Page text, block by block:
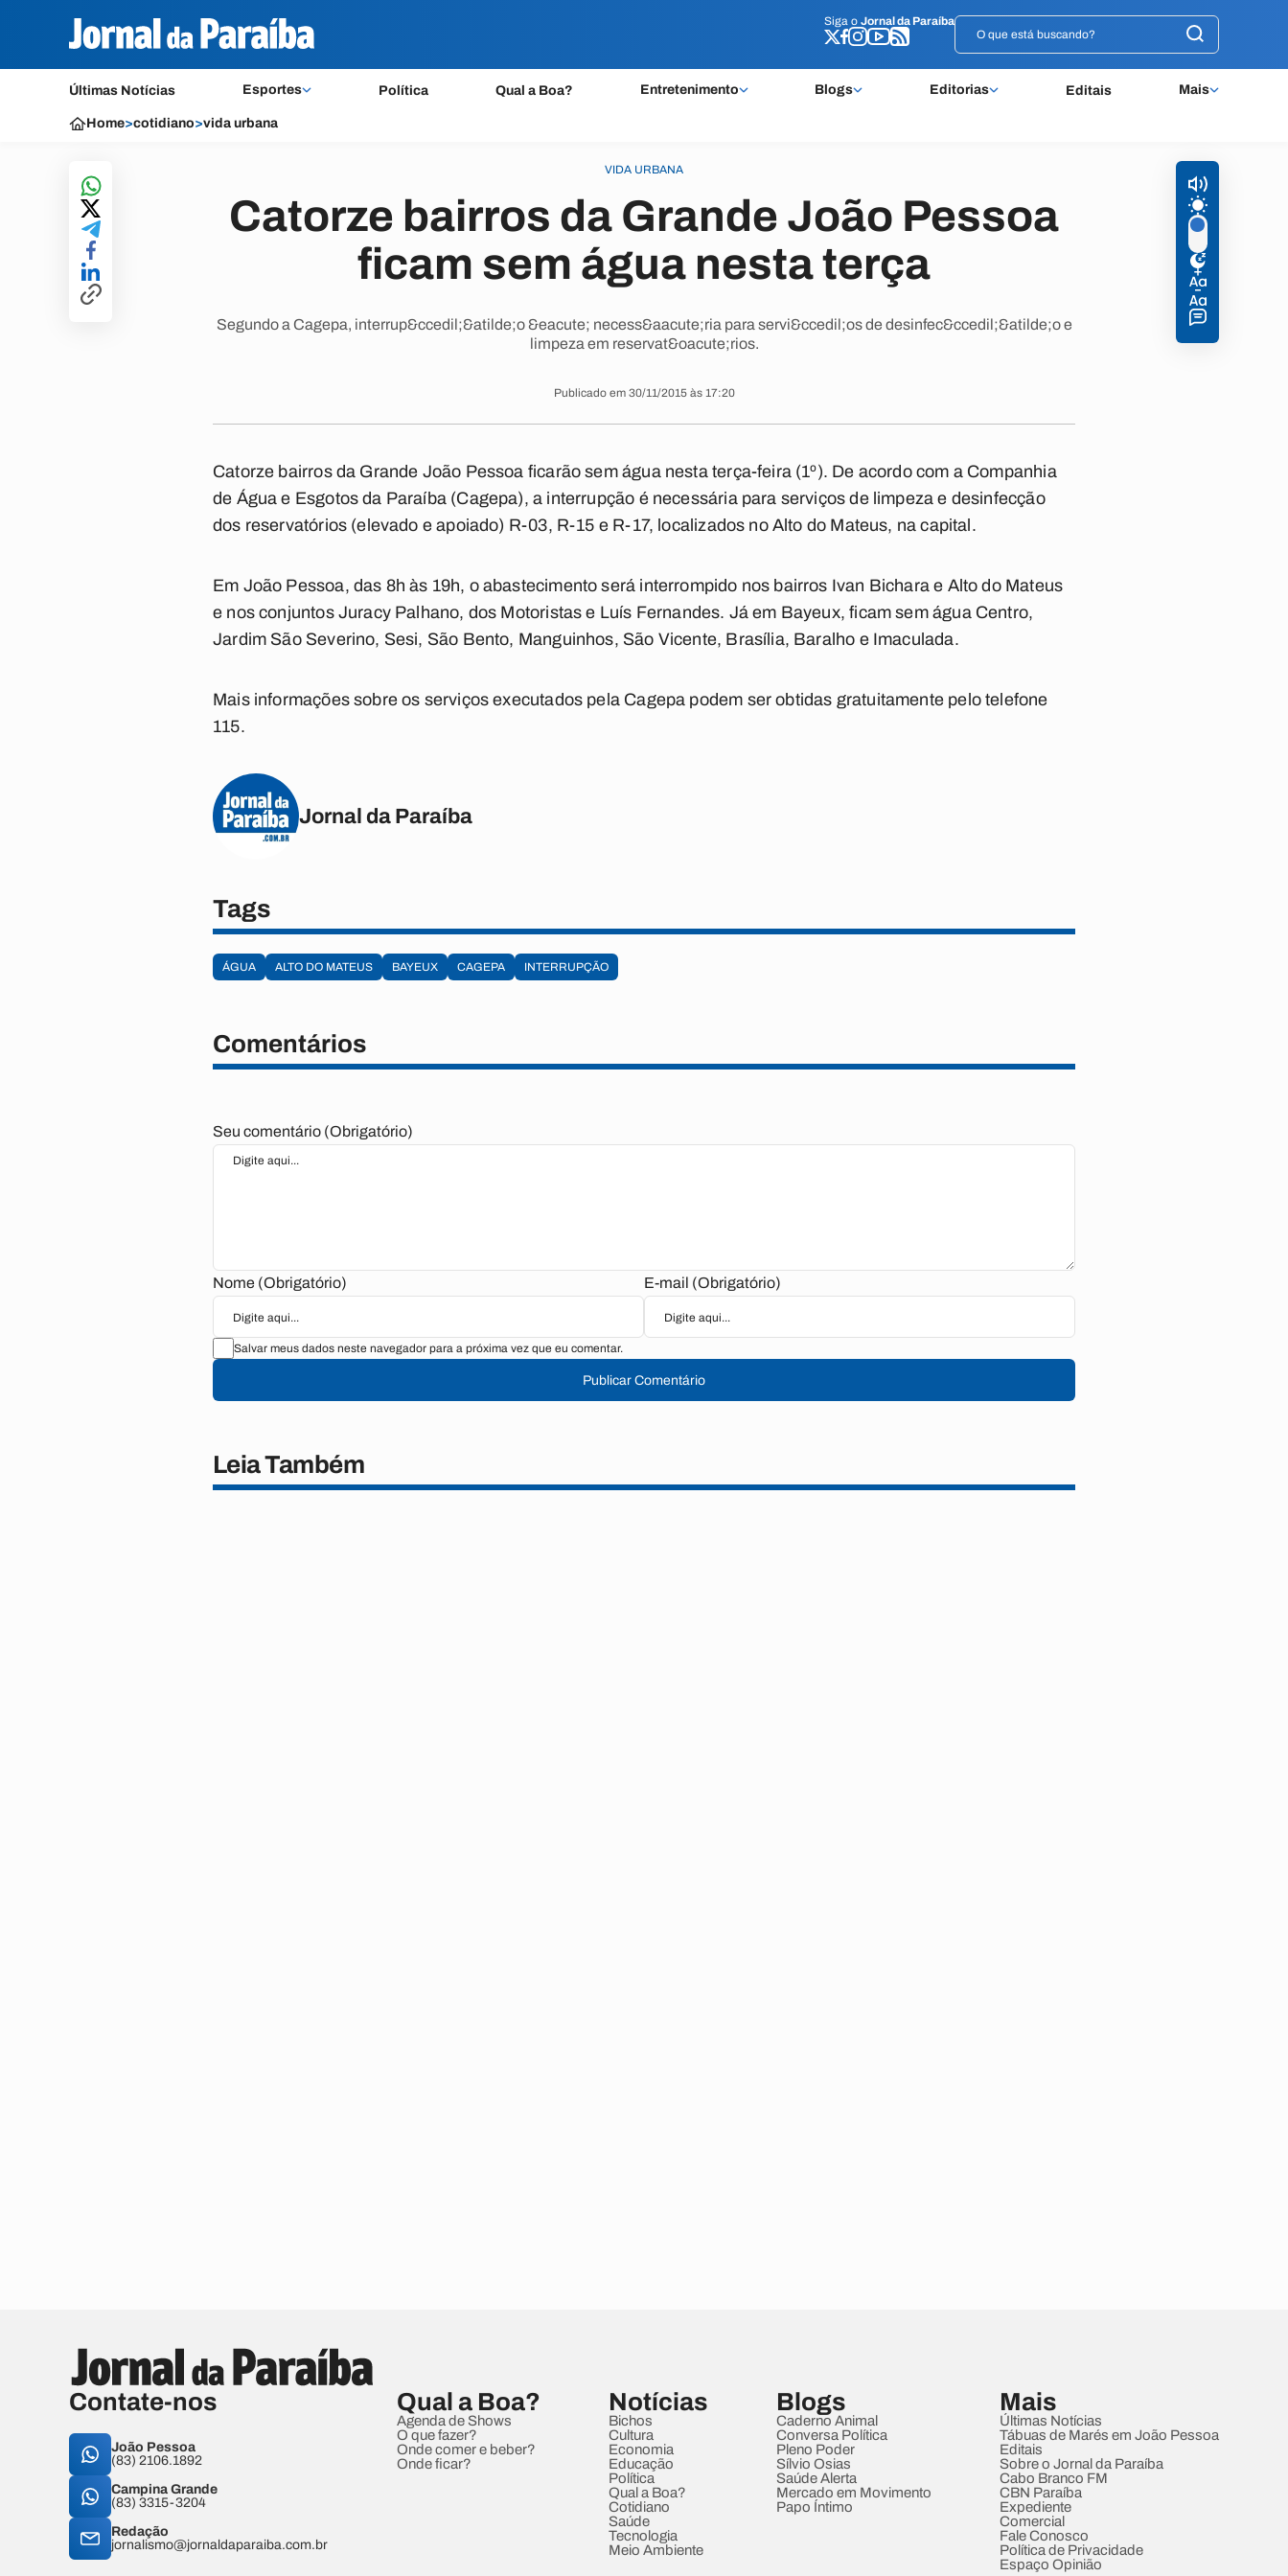
Siga o Jornal da Paraíba
Últimas Notícias Esportes Política Qual a Boa? Entretenimento Blogs Editorias Editais Mais
Siga o Jornal da Paraíba
Home>cotidiano>vida urbana
VIDA URBANA
Catorze bairros da Grande João Pessoa
ficam sem água nesta terça
Segundo a Cagepa, interrup&ccedil;&atilde;o &eacute; necess&aacute;ria para servi&ccedil;os de desinfec&ccedil;&atilde;o e
limpeza em reservat&oacute;rios.
Publicado em 30/11/2015 às 17:20
Catorze bairros da Grande João Pessoa ficarão sem água nesta terça-feira (1º). De acordo com a Companhia
de Água e Esgotos da Paraíba (Cagepa), a interrupção é necessária para serviços de limpeza e desinfecção
dos reservatórios (elevado e apoiado) R-03, R-15 e R-17, localizados no Alto do Mateus, na capital.
Em João Pessoa, das 8h às 19h, o abastecimento será interrompido nos bairros Ivan Bichara e Alto do Mateus
e nos conjuntos Juracy Palhano, dos Motoristas e Luís Fernandes. Já em Bayeux, ficam sem água Centro,
Jardim São Severino, Sesi, São Bento, Manguinhos, São Vicente, Brasília, Baralho e Imaculada.
Mais informações sobre os serviços executados pela Cagepa podem ser obtidas gratuitamente pelo telefone
115.
Jornal da Paraíba
Tags
ÁGUA ALTO DO MATEUS BAYEUX CAGEPA INTERRUPÇÃO
Comentários
Seu comentário (Obrigatório)
Nome (Obrigatório) E-mail (Obrigatório)
Salvar meus dados neste navegador para a próxima vez que eu comentar.
Publicar Comentário
Leia Também
Contate-nos
João Pessoa
(83) 2106.1892
Campina Grande
(83) 3315-3204
Redação
jornalismo@jornaldaparaiba.com.br
Qual a Boa?
Agenda de Shows
O que fazer?
Onde comer e beber?
Onde ficar?
Notícias
Bichos
Cultura
Economia
Educação
Política
Qual a Boa?
Cotidiano
Saúde
Tecnologia
Meio Ambiente
Blogs
Caderno Animal
Conversa Política
Pleno Poder
Sílvio Osias
Saúde Alerta
Mercado em Movimento
Papo Íntimo
Mais
Últimas Notícias
Tábuas de Marés em João Pessoa
Editais
Sobre o Jornal da Paraíba
Cabo Branco FM
CBN Paraíba
Expediente
Comercial
Fale Conosco
Política de Privacidade
Espaço Opinião